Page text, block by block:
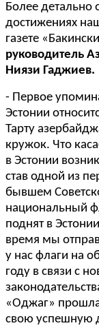
Более детально
достижениях
газете
руководитель
Ниязи Гаджиев.
- Первое
Эстонии
Тарту
кружок. Что
в Эстонии
став одной из
бывшем
национальный
поднят в
время мы
у нас флаги на
году в связи с
«Оджаг»
свою успешную